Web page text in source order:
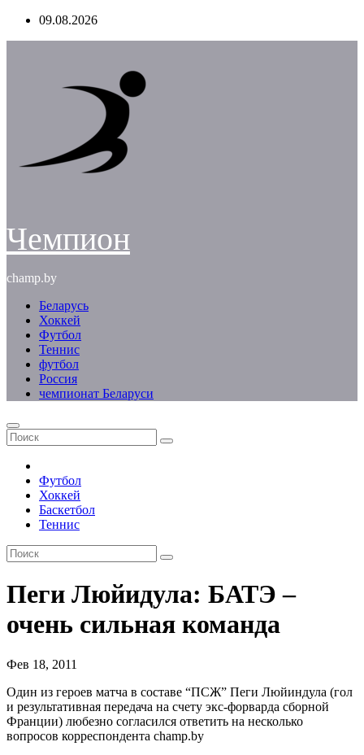
Перейти09.08.2026
Чемпион
champ.by
Беларусь
Хоккей
Футбол
Теннис
футбол
Россия
чемпионат Беларуси
Футбол
Хоккей
Баскетбол
Теннис
Пеги Люйидула: БАТЭ –
очень сильная команда
Фев 18, 2011
Один из героев матча в составе “ПСЖ” Пеги Люйиндула (гол
и результативная передача на счету экс-форварда сборной
Франции) любезно согласился ответить на несколько
вопросов корреспондента champ.by